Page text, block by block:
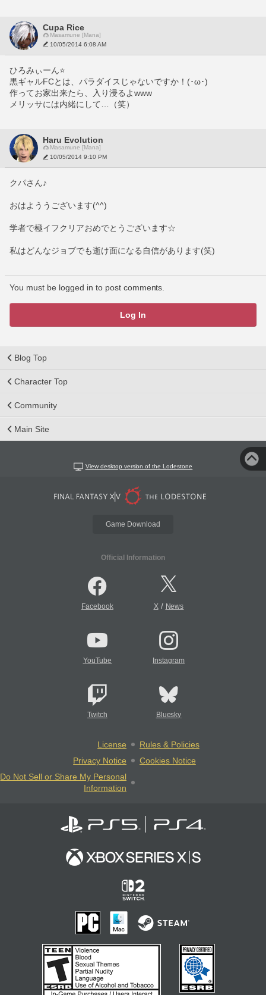
Cupa Rice
Masamune [Mana]
10/05/2014 6:08 AM
ひろみぃーん⭐️
黒ギャルFCとは、パラダイスじゃないですか！(･ω･)
作ってお家出来たら、入り浸るよwww
メリッサには内緒にして…（笑）
Haru Evolution
Masamune [Mana]
10/05/2014 9:10 PM
クパさん♪
おはよううございます(^^)
学者で極イフクリアおめでとうございます☆
私はどんなジョブでも逝け面になる自信があります(笑)
You must be logged in to post comments.
Log In
Blog Top
Character Top
Community
Main Site
View desktop version of the Lodestone
Game Download
Official Information
Facebook X/ News
YouTube Instagram
Twitch Bluesky
License
Rules & Policies
Privacy Notice
Cookies Notice
Do Not Sell or Share My Personal
Information